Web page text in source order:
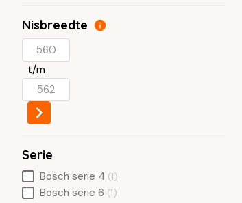
Nisbreedte
t/m
Serie
Bosch serie 4 (1)
Bosch serie 6 (1)